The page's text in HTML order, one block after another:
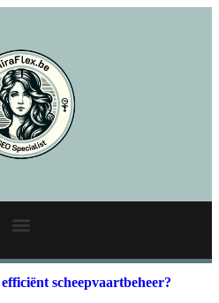
scheepvaartbeheer?